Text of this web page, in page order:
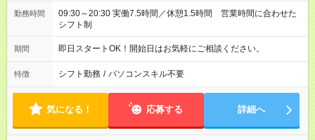
勤務時間
09:30～20:30 実働7.5時間／休憩1.5時間 営業時間に合わせた
シフト制
期間 即日スタートOK！開始日はお気軽にご相談ください。
特徴 シフト勤務 / パソコンスキル不要
気になる！ 応募する 詳細へ